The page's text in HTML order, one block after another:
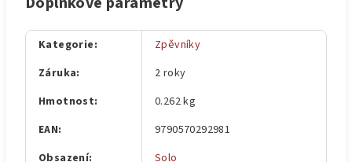
Kategorie:
Zpěvníky
Záruka:
2 roky
Hmotnost:
0.262 kg
EAN:
9790570292981
Obsazení:
Solo